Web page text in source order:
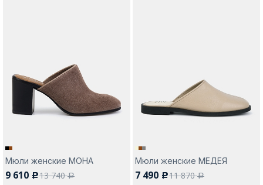
Мюли женские МОНА
9 610 c13 740a
Мюли женские МЕДЕЯ
7 490 c11 870a